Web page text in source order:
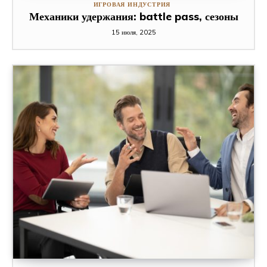
ИГРОВАЯ ИНДУСТРИЯ
Механики удержания: battle pass, сезоны
15 июля, 2025